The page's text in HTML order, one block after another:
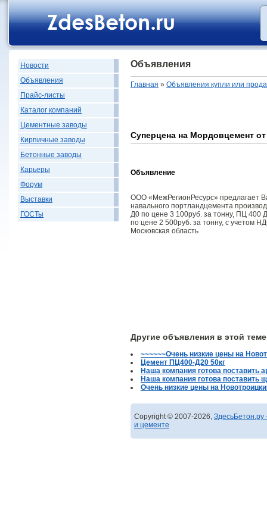
Новости
Объявления
Прайс-листы
Каталог компаний
Цементные заводы
Кирпичные заводы
Бетонные заводы
Карьеры
Форум
Выставки
ГОСТы
Объявления
Главная » Объявления купли или
Суперцена на Мордовцемент
Объявление
ООО «МежРегионРесурс» предлагает
навального портландцемента
Д0 по цене 3 100руб. за тонну, ПЦ 400
по цене 2 500руб. за тонну, с учетом
Московская область
Другие объявления в этой теме
~~~~~~Очень низкие цены на
Цемент ПЦ400-Д20 50кг
Наша компания готова поставить
Наша компания готова поставить
Очень низкие цены на
Copyright © 2007-2026,
и цементе